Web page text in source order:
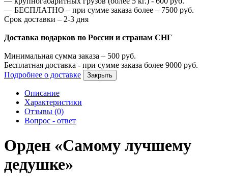
— БЕСПЛАТНО – при сумме заказа более – 7500 руб.
Срок доставки – 2-3 дня
Доставка подарков по России и странам СНГ
Минимальная сумма заказа – 500 руб.
Бесплатная доставка - при сумме заказа более 9000 руб.
Подробнее о доставке
Закрыть
Описание
Характеристики
Отзывы (0)
Вопрос - ответ
Орден «Самому лучшему
дедушке»